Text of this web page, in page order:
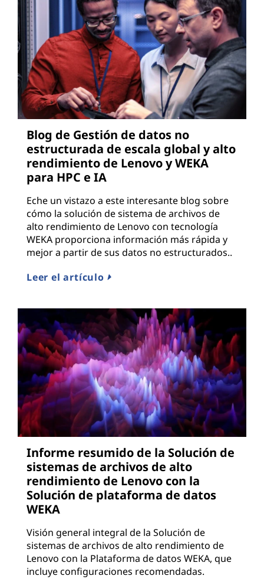
Blog de Gestión de datos no
estructurada de escala global y alto
rendimiento de Lenovo y WEKA
para HPC e IA
Eche un vistazo a este interesante blog sobre
cómo la solución de sistema de archivos de
alto rendimiento de Lenovo con tecnología
WEKA proporciona información más rápida y
mejor a partir de sus datos no estructurados..
Leer el artículo
Informe resumido de la Solución de
sistemas de archivos de alto
rendimiento de Lenovo con la
Solución de plataforma de datos
WEKA
Visión general integral de la Solución de
sistemas de archivos de alto rendimiento de
Lenovo con la Plataforma de datos WEKA, que
incluye configuraciones recomendadas.